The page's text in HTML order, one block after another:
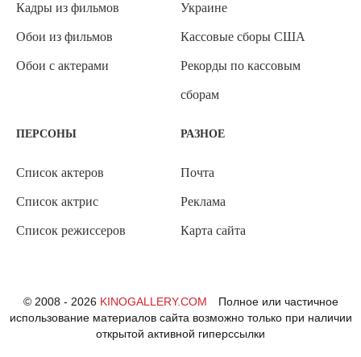
Кадры из фильмов
Обои из фильмов
Обои с актерами
Украине
Кассовые сборы США
Рекорды по кассовым
сборам
ПЕРСОНЫ
Список актеров
Список актрис
Список режиссеров
РАЗНОЕ
Почта
Реклама
Карта сайта
© 2008 - 2026 KINOGALLERY.COM
Полное или частичное
использование материалов сайта возможно только при наличии
открытой активной гиперссылки